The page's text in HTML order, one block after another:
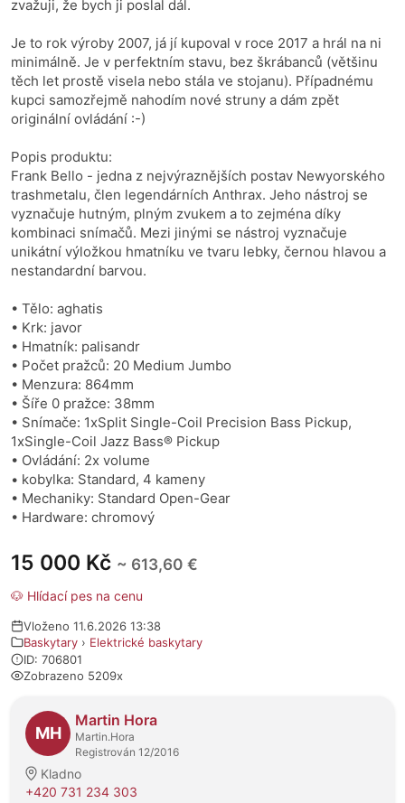
15 000 Kč ~ 613,60 €
🐶 Hlídací pes na cenu
Vloženo 11.6.2026 13:38
Baskytary › Elektrické baskytary
ID: 706801
Zobrazeno 5209x
O prodejci
MH
Martin Hora
Martin.Hora
Registrován 12/2016
Kladno
+420 731 234 303
zvažuji, že bych ji poslal dál.
Je to rok výroby 2007, já jí kupoval v roce 2017 a hrál na ni
minimálně. Je v perfektním stavu, bez škrábanců (většinu
těch let prostě visela nebo stála ve stojanu). Případnému
kupci samozřejmě nahodím nové struny a dám zpět
originální ovládání :-)
Popis produktu:
Frank Bello - jedna z nejvýraznějších postav Newyorského
trashmetalu, člen legendárních Anthrax. Jeho nástroj se
vyznačuje hutným, plným zvukem a to zejména díky
kombinaci snímačů. Mezi jinými se nástroj vyznačuje
unikátní výložkou hmatníku ve tvaru lebky, černou hlavou a
nestandardní barvou.
• Tělo: aghatis
• Krk: javor
• Hmatník: palisandr
• Počet pražců: 20 Medium Jumbo
• Menzura: 864mm
• Šíře 0 pražce: 38mm
• Snímače: 1xSplit Single-Coil Precision Bass Pickup,
1xSingle-Coil Jazz Bass® Pickup
• Ovládání: 2x volume
• kobylka: Standard, 4 kameny
• Mechaniky: Standard Open-Gear
• Hardware: chromový